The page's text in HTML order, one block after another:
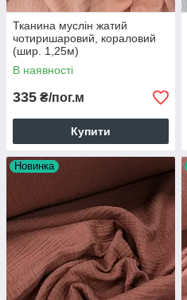
Тканина муслін жатий
чотиришаровий, кораловий
(шир. 1,25м)
В наявності
335 ₴/пог.м
Купити
Новинка